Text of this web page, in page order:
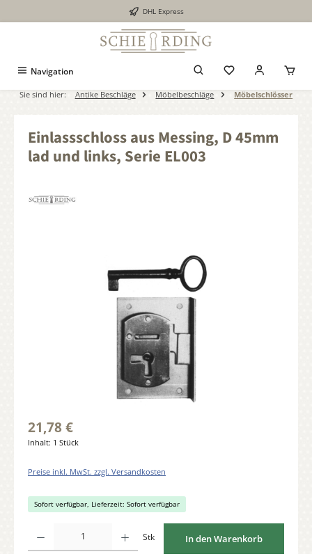
DHL Express
Navigation
Sie sind hier: Antike Beschläge Möbelbeschläge Möbelschlösser
Einlassschloss aus Messing, D 45mm
lad und links, Serie EL003
21,78 €
Inhalt: 1 Stück
Preise inkl. MwSt. zzgl. Versandkosten
Sofort verfügbar, Lieferzeit: Sofort verfügbar
Stk In den Warenkorb